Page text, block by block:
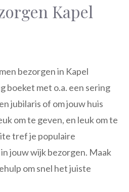
Kapel
bezorgen in Kapel
boeket met o.a. een sering
jubilaris of om jouw huis
om te geven, en leuk om te
tref je populaire
jouw wijk bezorgen. Maak
om snel het juiste